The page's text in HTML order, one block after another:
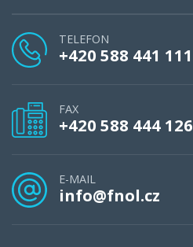
TELEFON
+420 588 441 111
FAX
+420 588 444 126
E-MAIL
info@fnol.cz